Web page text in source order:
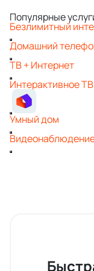
Популярные
Безлимитный
Домашний
ТВ + Интернет
Интерактивное ТВ
Умный дом